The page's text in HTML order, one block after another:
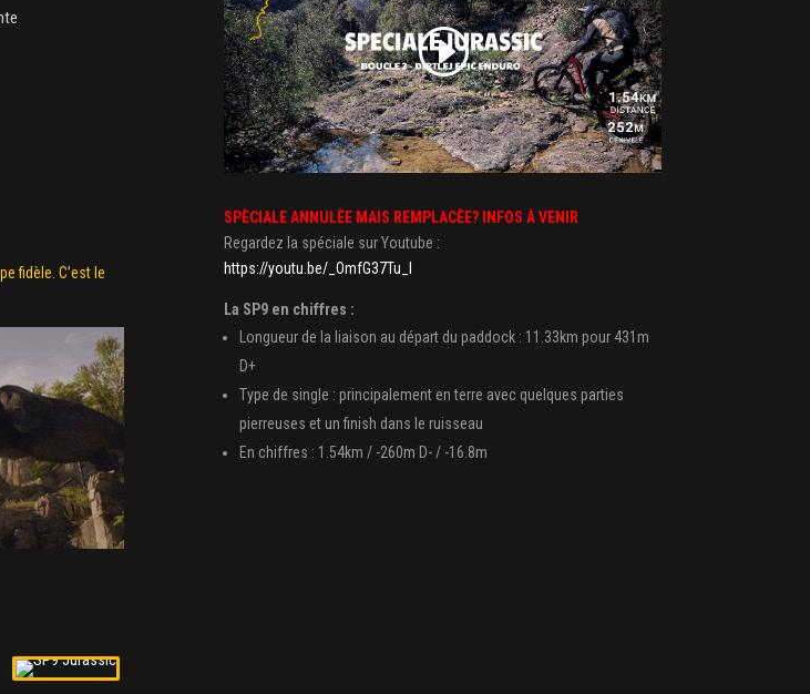
fidèle. C’est le
SPÈCIALE ANNULÈE MAIS REMPLACÈE? INFOS À VENIR
Regardez la spéciale sur Youtube :
https://youtu.be/_OmfG37Tu_I
La SP9 en chiffres :
Longueur de la liaison au départ du paddock : 11.33km pour 431m
D+
Type de single : principalement en terre avec quelques parties
pierreuses et un finish dans le ruisseau
En chiffres : 1.54km / -260m D- / -16.8m